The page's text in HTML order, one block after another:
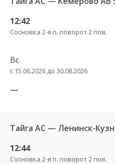
12:42
Сосновка 2-я п. поворот 2 пов.
Вс
с 15.06.2026 до 30.08.2026
—
Тайга АС — Ленинск-
12:44
Сосновка 2-я п. поворот 2 пов.